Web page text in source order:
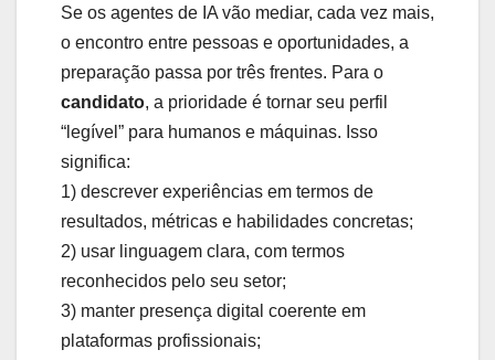
Se os agentes de IA vão mediar, cada vez mais,
o encontro entre pessoas e oportunidades, a
preparação passa por três frentes. Para o
candidato, a prioridade é tornar seu perfil
“legível” para humanos e máquinas. Isso
significa:
1) descrever experiências em termos de
resultados, métricas e habilidades concretas;
2) usar linguagem clara, com termos
reconhecidos pelo seu setor;
3) manter presença digital coerente em
plataformas profissionais;